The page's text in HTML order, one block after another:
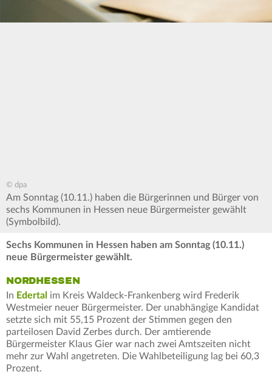
© dpa
Am Sonntag (10.11.) haben die Bürgerinnen und Bürger von
sechs Kommunen in Hessen neue Bürgermeister gewählt
(Symbolbild).
Sechs Kommunen in Hessen haben am Sonntag (10.11.)
neue Bürgermeister gewählt.
NORDHESSEN
In Edertal im Kreis Waldeck-Frankenberg wird Frederik
Westmeier neuer Bürgermeister. Der unabhängige Kandidat
setzte sich mit 55,15 Prozent der Stimmen gegen den
parteilosen David Zerbes durch. Der amtierende
Bürgermeister Klaus Gier war nach zwei Amtszeiten nicht
mehr zur Wahl angetreten. Die Wahlbeteiligung lag bei 60,3
Prozent.